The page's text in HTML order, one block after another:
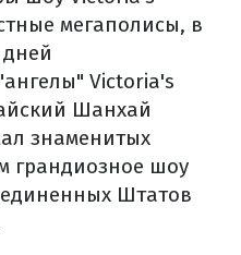
мегаполисы, в
Victoria's
Шанхай
знаменитых
грандиозное шоу
Штатов